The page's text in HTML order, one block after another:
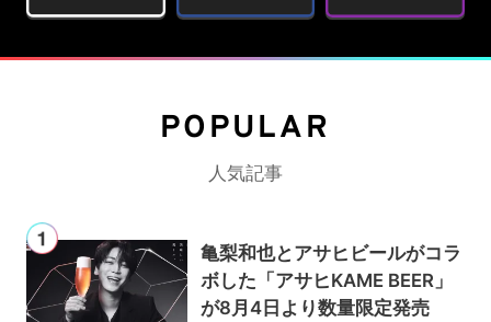
POPULAR
人気記事
亀梨和也とアサヒビールがコラ
ボした「アサヒKAME BEER」
が8月4日より数量限定発売